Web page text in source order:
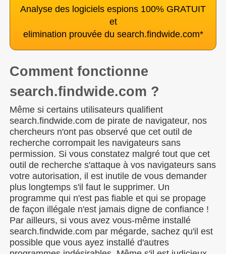
Analyse des logiciels espions 100% GRATUIT
et
elimination prouvée du search.findwide.com*
Comment fonctionne
search.findwide.com ?
Même si certains utilisateurs qualifient
search.findwide.com de pirate de navigateur, nos
chercheurs n'ont pas observé que cet outil de
recherche corrompait les navigateurs sans
permission. Si vous constatez malgré tout que cet
outil de recherche s'attaque à vos navigateurs sans
votre autorisation, il est inutile de vous demander
plus longtemps s'il faut le supprimer. Un
programme qui n'est pas fiable et qui se propage
de façon illégale n'est jamais digne de confiance !
Par ailleurs, si vous avez vous-même installé
search.findwide.com par mégarde, sachez qu'il est
possible que vous ayez installé d'autres